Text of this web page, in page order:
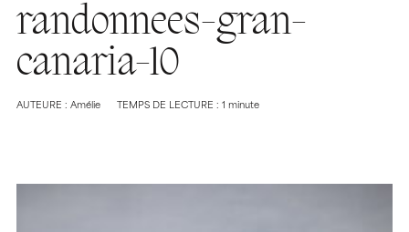
randonnees-gran-
canaria-10
AUTEURE : Amélie TEMPS DE LECTURE : 1 minute